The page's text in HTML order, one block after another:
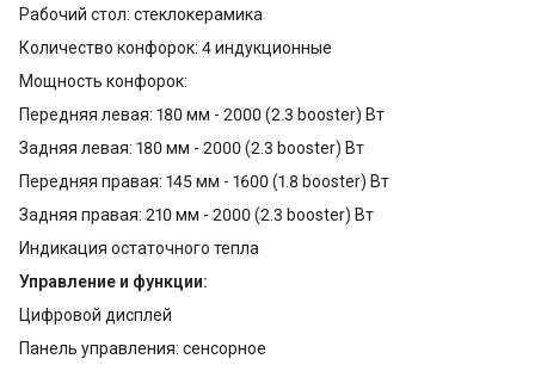
Рабочий стол: стеклокерамика
Количество конфорок: 4 индукционные
Мощность конфорок:
Передняя левая: 180 мм - 2000 (2.3 booster) Вт
Задняя левая: 180 мм - 2000 (2.3 booster) Вт
Передняя правая: 145 мм - 1600 (1.8 booster) Вт
Задняя правая: 210 мм - 2000 (2.3 booster) Вт
Индикация остаточного тепла
Управление и функции:
Цифровой дисплей
Панель управления: сенсорное